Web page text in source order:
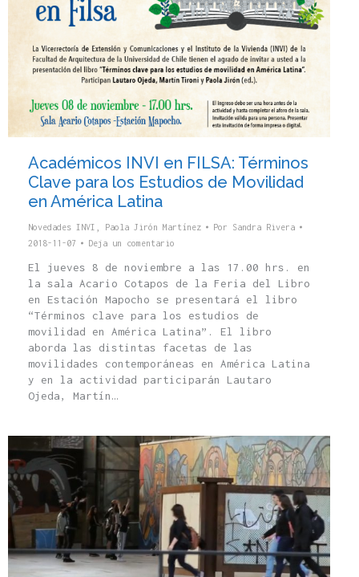
Académicos INVI en FILSA: Términos
Clave para los Estudios de Movilidad
en América Latina
Novedades INVI Paola Jirón Martínez Por Sandra Rivera
2018-11-07
Deja un comentario
El jueves 8 de noviembre a las 17.00 hrs. en
la sala Acario Cotapos de la Feria del Libro
en Estación Mapocho se presentará el libro
“Términos clave para los estudios de
movilidad en América Latina”. El libro
aborda las distintas facetas de las
movilidades contemporáneas en América Latina
y en la actividad participarán Lautaro
Ojeda, Martín…